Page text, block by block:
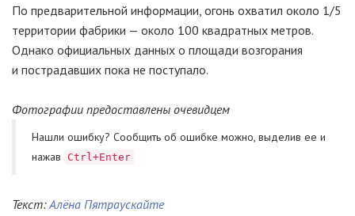
По предварительной информации, огонь охватил около 1/5
территории фабрики — около 100 квадратных метров.
Однако официальных данных о площади возгорания
и пострадавших пока не поступало.
Фотографии предоставлены очевидцем
Нашли ошибку? Cообщить об ошибке можно, выделив ее и
нажав
Ctrl+Enter
Текст:Алёна Пятраускайте